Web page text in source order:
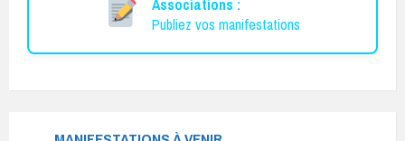
Associations :
Publiez vos manifestations